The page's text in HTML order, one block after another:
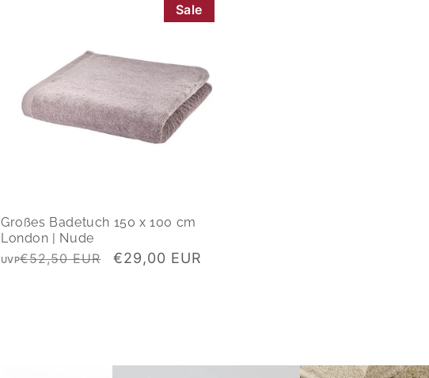
Großes Badetuch 150 x 100 cm
London | Nude
Normaler
UVP€52,50 EUR Verkaufspreis
€29,00 EUR
Sale